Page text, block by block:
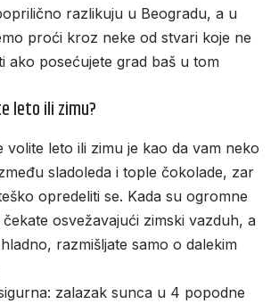
razlikuju u Beogradu, a u
proći kroz neke od stvari koje ne
ako posećujete grad baš u tom
leto ili zimu?
volite leto ili zimu je kao da vam neko
sladoleda i tople čokolade, zar
opredeliti se. Kada su ogromne
osvežavajući zimski vazduh, a
razmišljate samo o dalekim
zalazak sunca u 4 popodne